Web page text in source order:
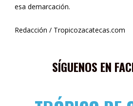
esa demarcación.
Redacción / Tropicozacatecas.com
SÍGUENOS EN